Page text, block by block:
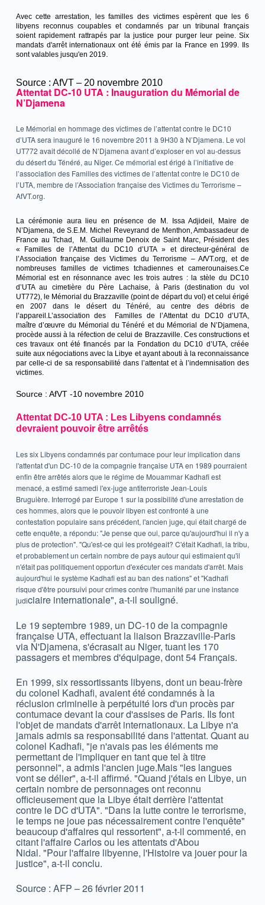
Avec cette arrestation, les familles des victimes espèrent que les 6
libyens reconnus coupables et condamnés par un tribunal français
soient rapidement rattrapés par la justice pour purger leur peine. Six
mandats d'arrêt internationaux ont été émis par la France en 1999. Ils
sont valables jusqu'en 2019.
Source : AfVT – 20 novembre 2010
Attentat DC-10 UTA : Inauguration du Mémorial de
N’Djamena
Le Mémorial en hommage des victimes de l’attentat contre le DC10
d’UTA sera inauguré le 16 novembre 2011 à 9H30 à N’Djamena. Le vol
UT772 avait décollé de N’Djamena avant d’exploser en vol au-dessus
du désert du Ténéré, au Niger. Ce mémorial est érigé à l’initiative de
l’association des Familles des victimes de l’attentat contre le DC10 de
l’UTA, membre de l’Association française des Victimes du Terrorisme –
AfVT.org.
La cérémonie aura lieu en présence de M. Issa AdjideiI, Maire de
N’Djamena, de S.E.M. Michel Reveyrand de Menthon, Ambassadeur de
France au Tchad, M. Guillaume Denoix de Saint Marc, Président des
« Familles de l’Attentat du DC10 d’UTA » et directeur-général de
l’Association française des Victimes du Terrorisme – AfVT.org, et de
nombreuses familles de victimes tchadiennes et camerounaises.Ce
Mémorial est en résonnance avec les trois autres : la stèle du DC10
d’UTA au cimetière du Père Lachaise, à Paris (destination du vol
UT772), le Mémorial du Brazzaville (point de départ du vol) et celui érigé
en 2007 dans le désert du Ténéré, au centre des débris de
l’appareil.L’association des Familles de l’Attentat du DC10 d’UTA,
maître d’œuvre du Mémorial du Ténéré et du Mémorial de N’Djamena,
procède aussi à la réfection de celui de Brazzaville. Ces constructions et
ces travaux ont été financés par la Fondation du DC10 d’UTA, créée
suite aux négociations avec la Libye et ayant abouti à la reconnaissance
par celle-ci de sa responsabilité dans l’attentat et à l’indemnisation des
victimes.
Source : AfVT -10 novembre 2010
Attentat DC-10 UTA : Les Libyens condamnés
devraient pouvoir être arrêtés
Les six Libyens condamnés par contumace pour leur implication dans
l'attentat d'un DC-10 de la compagnie française UTA en 1989 pourraient
enfin être arrêtés alors que le régime de Mouammar Kadhafi est
menacé, a estimé samedi l'ex-juge antiterroriste Jean-Louis
Bruguière. Interrogé par Europe 1 sur la possibilité d'une arrestation de
ces hommes, alors que le pouvoir libyen est confronté à une
contestation populaire sans précédent, l'ancien juge, qui était chargé de
cette enquête, a répondu: "Je pense que oui, parce qu'aujourd'hui il n'y a
plus de protection". "Qu'est-ce qui les protégeait? C'était Kadhafi, la tribu,
et probablement un certain nombre de pays autour qui estimaient qu'il
n'était pas politiquement opportun d'exécuter ces mandats d'arrêt. Mais
aujourd'hui le système Kadhafi est au ban des nations" et "Kadhafi
risque d'être poursuivi pour crimes contre l'humanité par une instance
judiciaire internationale", a-t-il souligné.
Le 19 septembre 1989, un DC-10 de la compagnie
française UTA, effectuant la liaison Brazzaville-Paris
via N'Djamena, s'écrasait au Niger, tuant les 170
passagers et membres d'équipage, dont 54 Français.
En 1999, six ressortissants libyens, dont un beau-frère
du colonel Kadhafi, avaient été condamnés à la
réclusion criminelle à perpétuité lors d'un procès par
contumace devant la cour d'assises de Paris. Ils font
l'objet de mandats d'arrêt internationaux. La Libye n'a
jamais admis sa responsabilité dans l'attentat. Quant au
colonel Kadhafi, "je n'avais pas les éléments me
permettant de l'impliquer en tant que tel à titre
personnel", a admis l'ancien juge.Mais "les langues
vont se délier", a-t-il affirmé. "Quand j'étais en Libye, un
certain nombre de personnages ont reconnu
officieusement que la Libye était derrière l'attentat
contre le DC d'UTA". "Dans la lutte contre le terrorisme,
le temps ne joue pas nécessairement contre l'enquête"
beaucoup d'affaires qui ressortent", a-t-il commenté, en
citant l'affaire Carlos ou les attentats d'Abou
Nidal. "Pour l'affaire libyenne, l'Histoire va jouer pour la
justice", a-t-il conclu.
Source : AFP – 26 février 2011